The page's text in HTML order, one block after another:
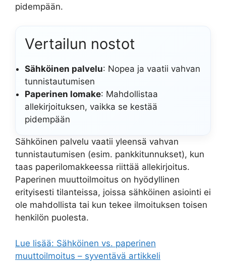
pidempään.
Vertailun nostot
Sähköinen palvelu: Nopea ja vaatii vahvan
tunnistautumisen
Paperinen lomake: Mahdollistaa
allekirjoituksen, vaikka se kestää
pidempään
Sähköinen palvelu vaatii yleensä vahvan
tunnistautumisen (esim. pankkitunnukset), kun
taas paperilomakkeessa riittää allekirjoitus.
Paperinen muuttoilmoitus on hyödyllinen
erityisesti tilanteissa, joissa sähköinen asiointi ei
ole mahdollista tai kun tekee ilmoituksen toisen
henkilön puolesta.
Lue lisää: Sähköinen vs. paperinen
muuttoilmoitus – syventävä artikkeli